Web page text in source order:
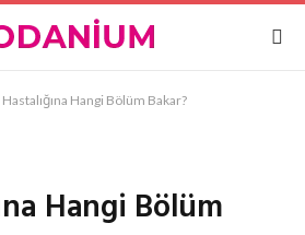
Hastalığına Hangi Bölüm Bakar?
Hangi Bölüm